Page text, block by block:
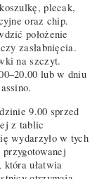
plecak,
oraz chip.
położenie
zasłabnięcia.
na szczyt.
lub w dniu
9.00 sprzed
z tablic
wydarzyło w tych
ułatwia